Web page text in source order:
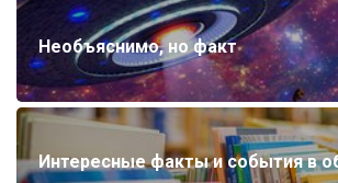
Необъяснимо, но факт
Интересные факты и события в